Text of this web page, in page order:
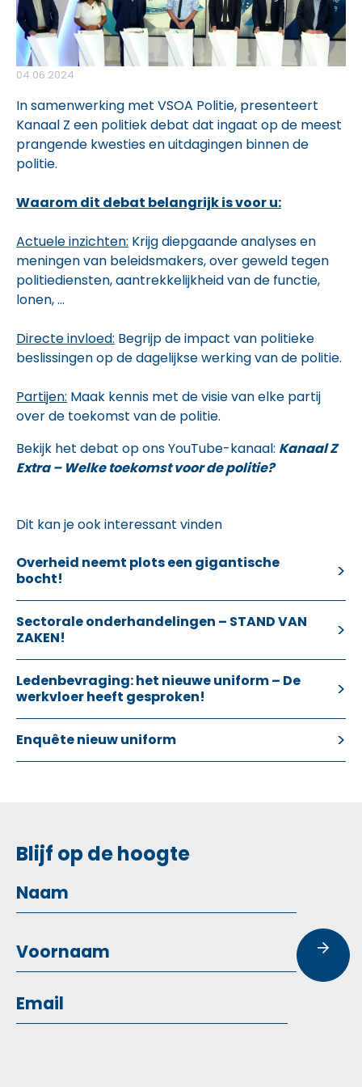
04.06.2024
In samenwerking met VSOA Politie, presenteert
Kanaal Z een politiek debat dat ingaat op de meest
prangende kwesties en uitdagingen binnen de
politie.
Waarom dit debat belangrijk is voor u:
Actuele inzichten: Krijg diepgaande analyses en
meningen van beleidsmakers, over geweld tegen
politiediensten, aantrekkelijkheid van de functie,
lonen, …
Directe invloed: Begrijp de impact van politieke
beslissingen op de dagelijkse werking van de politie.
Partijen: Maak kennis met de visie van elke partij
over de toekomst van de politie.
Bekijk het debat op ons YouTube-kanaal: Kanaal Z
Extra – Welke toekomst voor de politie?
Dit kan je ook interessant vinden
Overheid neemt plots een gigantische
bocht!
Sectorale onderhandelingen – STAND VAN
ZAKEN!
Ledenbevraging: het nieuwe uniform – De
werkvloer heeft gesproken!
Enquête nieuw uniform
Blijf op de hoogte